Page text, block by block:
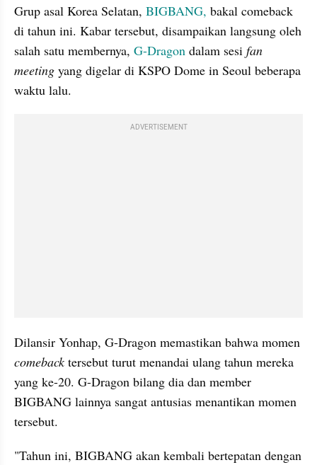
Grup asal Korea Selatan, BIGBANG, bakal comeback
di tahun ini. Kabar tersebut, disampaikan langsung oleh
salah satu membernya, G-Dragon dalam sesi fan
meeting yang digelar di KSPO Dome in Seoul beberapa
waktu lalu.
ADVERTISEMENT
comeback tersebut turut menandai ulang tahun mereka
yang ke-20. G-Dragon bilang dia dan member
BIGBANG lainnya sangat antusias menantikan momen
tersebut.
"Tahun ini, BIGBANG akan kembali bertepatan dengan